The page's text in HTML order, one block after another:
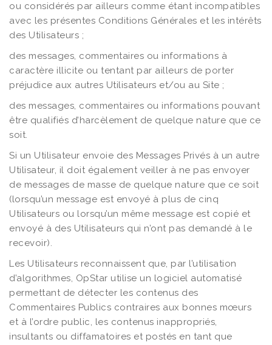
ou considérés par ailleurs comme étant incompatibles
avec les présentes Conditions Générales et les intérêts
des Utilisateurs ;
des messages, commentaires ou informations à
caractère illicite ou tentant par ailleurs de porter
préjudice aux autres Utilisateurs et/ou au Site ;
des messages, commentaires ou informations pouvant
être qualifiés d’harcèlement de quelque nature que ce
soit.
Si un Utilisateur envoie des Messages Privés à un autre
Utilisateur, il doit également veiller à ne pas envoyer
de messages de masse de quelque nature que ce soit
(lorsqu’un message est envoyé à plus de cinq
Utilisateurs ou lorsqu’un même message est copié et
envoyé à des Utilisateurs qui n’ont pas demandé à le
recevoir).
Les Utilisateurs reconnaissent que, par l’utilisation
d’algorithmes, OpStar utilise un logiciel automatisé
permettant de détecter les contenus des
Commentaires Publics contraires aux bonnes mœurs
et à l’ordre public, les contenus inappropriés,
insultants ou diffamatoires et postés en tant que